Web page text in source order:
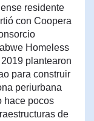
residente
con Coopera
Homeless
plantearon
para construir
periurbana
hace pocos
de